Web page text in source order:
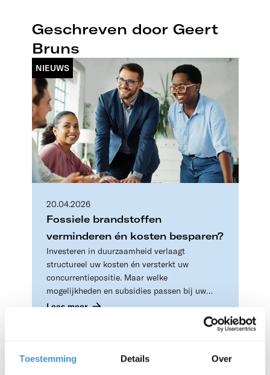
Toestemming Details Over
Geschreven door Geert
Bruns
NIEUWS
20.04.2026
​​Fossiele brandstoffen
verminderen én kosten besparen?​
Investeren in duurzaamheid verlaagt
structureel uw kosten én versterkt uw
concurrentiepositie. Maar welke
mogelijkheden en subsidies passen bij uw
bedrijf?
Lees meer